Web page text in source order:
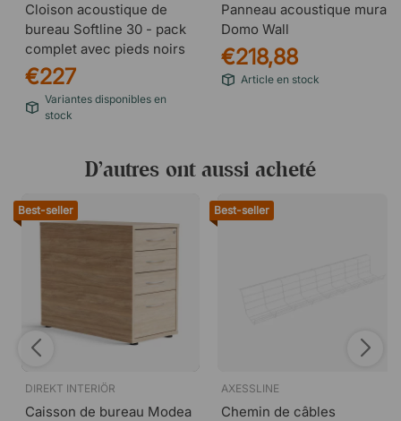
Cloison acoustique de
bureau Softline 30 - pack
complet avec pieds noirs
€227
Variantes disponibles en
stock
Panneau acoustique mural
Domo Wall
€218,88
Article en stock
D’autres ont aussi acheté
Best-seller
DIREKT INTERIÖR
Caisson de bureau Modea
Best-seller
AXESSLINE
Chemin de câbles